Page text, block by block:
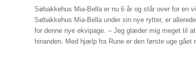
Søbakkehus Mia-Bella er nu 6 år og står over for en
Søbakkehus Mia-Bella under sin nye rytter, er
for denne nye ekvipage. – Jeg glæder mig meget til
hinanden. Med hjælp fra Rune er den første uge